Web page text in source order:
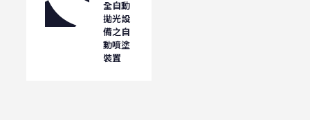
全自動
拋光設
備之自
動噴塗
裝置